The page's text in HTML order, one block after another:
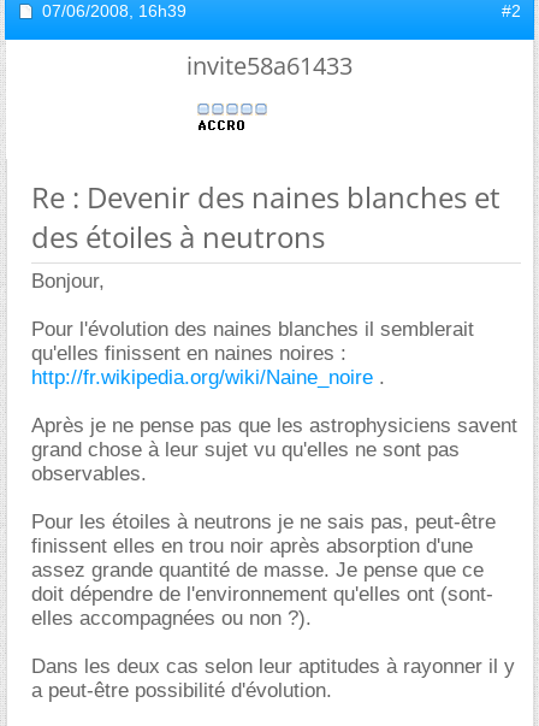
07/06/2008, 16h39 #2
invite58a61433
Re : Devenir des naines blanches et
des étoiles à neutrons
Bonjour,
Pour l'évolution des naines blanches il semblerait
qu'elles finissent en naines noires :
http://fr.wikipedia.org/wiki/Naine_noire .
Après je ne pense pas que les astrophysiciens savent
grand chose à leur sujet vu qu'elles ne sont pas
observables.
Pour les étoiles à neutrons je ne sais pas, peut-être
finissent elles en trou noir après absorption d'une
assez grande quantité de masse. Je pense que ce
doit dépendre de l'environnement qu'elles ont (sont-
elles accompagnées ou non ?).
Dans les deux cas selon leur aptitudes à rayonner il y
a peut-être possibilité d'évolution.